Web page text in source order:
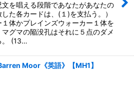
を唱える段階であなたがあなたの
た各カードは、(１)を支払う。）
体かプレインズウォーカー１体を
グマの陥没孔はそれに５点のダメ
。 (13…
Moor《英語》【MH1】